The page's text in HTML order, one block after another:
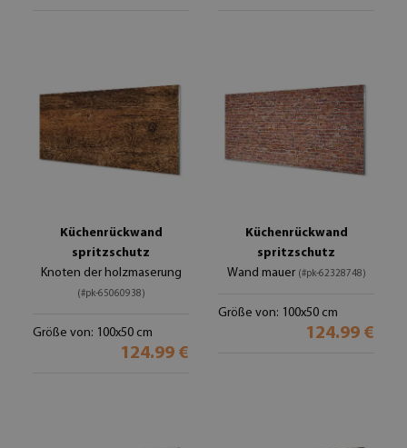
Küchenrückwand
spritzschutz
Knoten der holzmaserung
(#pk-65060938)
Größe von: 100x50 cm
124.99 €
Küchenrückwand
spritzschutz
Wand mauer (#pk-62328748)
Größe von: 100x50 cm
124.99 €